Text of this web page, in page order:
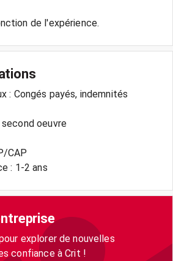
de l'expérience.
: Congés payés, indemnités
second oeuvre
CAP
: 1-2 ans
explorer de nouvelles
confiance à Crit !